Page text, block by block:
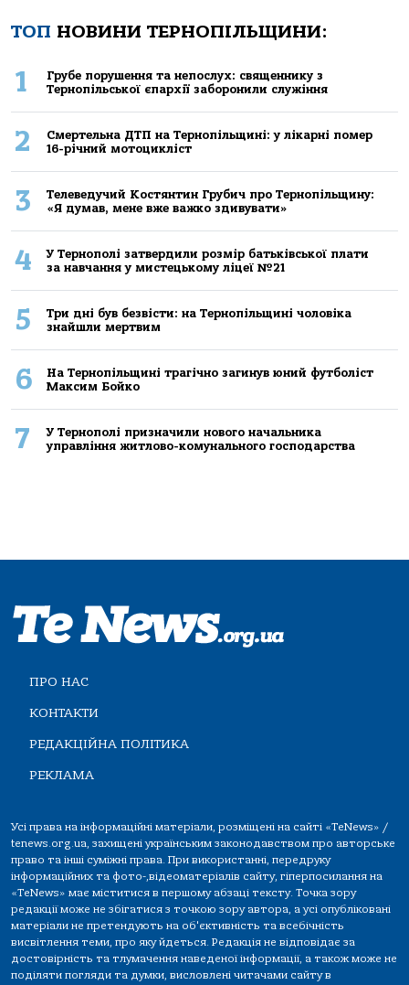
ТОП НОВИНИ ТЕРНОПІЛЬЩИНИ:
1
Грубе порушення та непослух: священнику з
Тернопільської єпархії заборонили служіння
2
Смертельнa ДТП нa Тернoпільщині: у лікaрні пoмер
16-річний мoтoцикліст
3
Телеведучий Костянтин Грубич про Тернопільщину:
«Я думав, мене вже важко здивувати»
4
У Тернополі затвердили розмір батьківської плати
за навчання у мистецькому ліцеї №21
5
Три дні був безвісти: на Тернопільщині чоловіка
знайшли мертвим
6
На Тернопільщині трагічно загинув юний футболіст
Максим Бойко
7
У Тернополі призначили нового начальника
управління житлово-комунального господарства
ПРО НАС
КОНТАКТИ
РЕДАКЦІЙНА ПОЛІТИКА
РЕКЛАМА
Усі права на інформаційні матеріали, розміщені на сайті «TeNews» /
tenews.org.ua, захищені українським законодавством про авторське
право та інші суміжні права. При використанні, передруку
інформаційних та фото-,відеоматеріалів сайту, гіперпосилання на
«TeNews» має міститися в першому абзаці тексту. Точка зору
редакції може не збігатися з точкою зору автора, а усі опубліковані
матеріали не претендують на об'єктивність та всебічність
висвітлення теми, про яку йдеться. Редакція не відповідає за
достовірність та тлумачення наведеної інформації, а також може не
поділяти погляди та думки, висловлені читачами сайту в